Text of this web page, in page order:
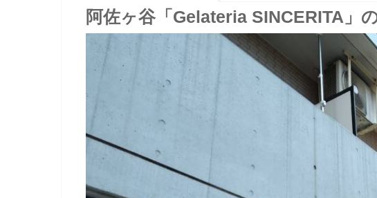
阿佐ヶ谷「Gelateria SINCERITA」